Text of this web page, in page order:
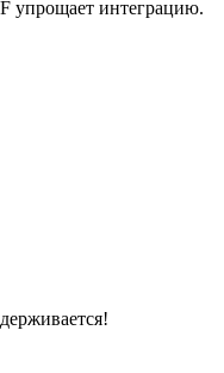
упрощает интеграцию.